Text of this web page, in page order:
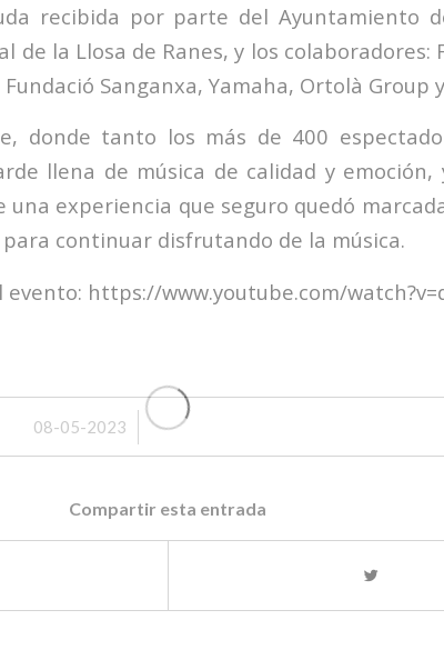
recibida por parte del Ayuntamiento
de la Llosa de Ranes, y los colaboradores:
Sanganxa, Yamaha, Ortolà Group
donde tanto los más de 400
llena de música de calidad y emoción,
una experiencia que seguro quedó
continuar disfrutando de la música.
evento: https://www.youtube.com/
08-05-2023
/
Compartir esta entrada